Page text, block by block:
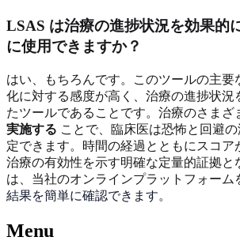
LSAS は治療の進捗状況を効果的
に使用できますか？
はい、もちろんです。このツールの主要
化に対する感度が高く、治療の進捗状況
たツールであることです。治療のさまざ
実施する ことで、臨床医は恐怖と回避
定できます。時間の経過とともにスコア
治療の有効性を示す明確な定量的証拠と
は、当社のオンラインプラットフォーム
結果を簡単に確認できます。
Menu